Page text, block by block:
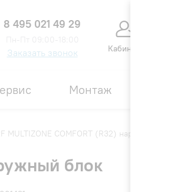
8 495 021 49 29
Заказать звонок Кабинет
Монтаж
MULTIZONE COMFORT (R32) наружный блок
блок